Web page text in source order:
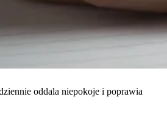
oddala niepokoje i poprawia